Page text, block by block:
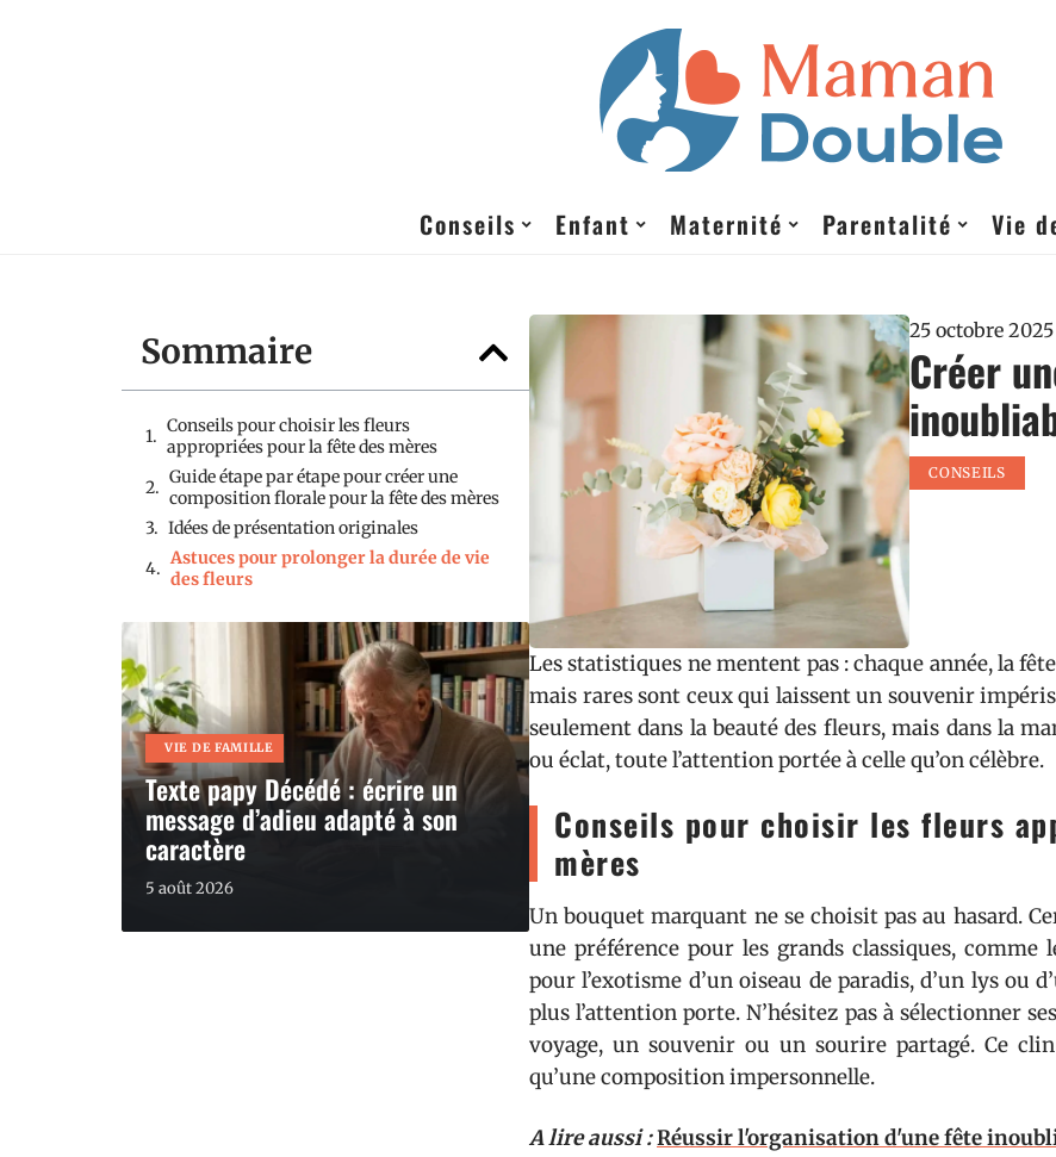
Conseils Enfant Maternité Parentalité Vie
Sommaire
Conseils pour choisir les fleurs
appropriées pour la fête des mères
Guide étape par étape pour créer une
composition florale pour la fête des mères
Idées de présentation originales
Astuces pour prolonger la durée de vie
des fleurs
VIE DE FAMILLE
Texte papy Décédé : écrire un
message d’adieu adapté à son
caractère
5 août 2026
25 octobre 2025
Créer
CONSEILS
Les statistiques ne mentent pas : chaque année, la
mais rares sont ceux qui laissent un souvenir
seulement dans la beauté des fleurs, mais dans la
ou éclat, toute l’attention portée à celle qu’on célèbre.
Conseils pour choisir les fleurs
mères
Un bouquet marquant ne se choisit pas au hasard.
une préférence pour les grands classiques, comme
pour l’exotisme d’un oiseau de paradis, d’un lys ou
plus l’attention porte. N’hésitez pas à sélectionner
voyage, un souvenir ou un sourire partagé. Ce
qu’une composition impersonnelle.
A lire aussi :Réussir l'organisation d'une fête